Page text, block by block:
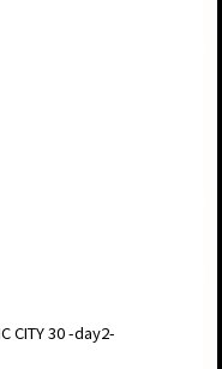
CITY 30 -day2-